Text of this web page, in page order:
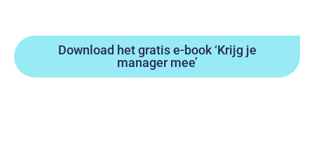
Download het gratis e-book ‘Krijg je
manager mee’